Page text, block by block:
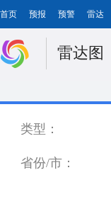
首页 预报 预警 雷达
雷达图
类型：
省份/市：